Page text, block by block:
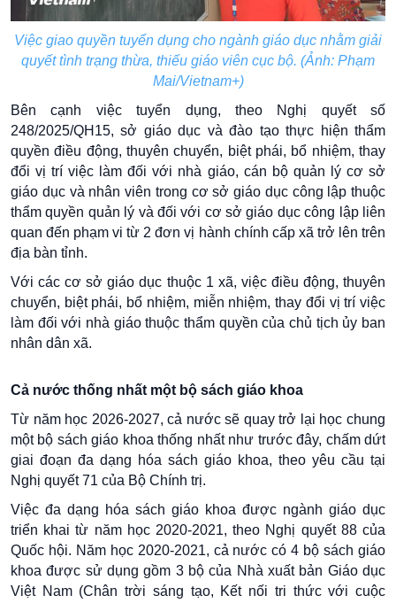
Việc giao quyền tuyển dụng cho ngành giáo dục nhằm giải
quyết tình trạng thừa, thiếu giáo viên cục bộ. (Ảnh: Phạm
Mai/Vietnam+)
Bên cạnh việc tuyển dụng, theo Nghị quyết số
248/2025/QH15, sở giáo dục và đào tạo thực hiện thẩm
quyền điều động, thuyên chuyển, biệt phái, bổ nhiệm, thay
đổi vị trí việc làm đối với nhà giáo, cán bộ quản lý cơ sở
giáo dục và nhân viên trong cơ sở giáo dục công lập thuộc
thẩm quyền quản lý và đối với cơ sở giáo dục công lập liên
quan đến phạm vi từ 2 đơn vị hành chính cấp xã trở lên trên
địa bàn tỉnh.
Với các cơ sở giáo dục thuộc 1 xã, việc điều động, thuyên
chuyển, biệt phái, bổ nhiệm, miễn nhiệm, thay đổi vị trí việc
làm đối với nhà giáo thuộc thẩm quyền của chủ tịch ủy ban
nhân dân xã.
Cả nước thống nhất một bộ sách giáo khoa
Từ năm học 2026-2027, cả nước sẽ quay trở lại học chung
một bộ sách giáo khoa thống nhất như trước đây, chấm dứt
giai đoạn đa dạng hóa sách giáo khoa, theo yêu cầu tại
Nghị quyết 71 của Bộ Chính trị.
Việc đa dạng hóa sách giáo khoa được ngành giáo dục
triển khai từ năm học 2020-2021, theo Nghị quyết 88 của
Quốc hội. Năm học 2020-2021, cả nước có 4 bộ sách giáo
khoa được sử dụng gồm 3 bộ của Nhà xuất bản Giáo dục
Việt Nam (Chân trời sáng tạo, Kết nối tri thức với cuộc